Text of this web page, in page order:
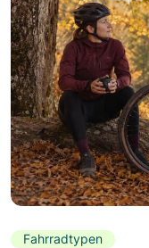
Fahrradtypen